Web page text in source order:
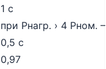
1 с
при Рнагр. › 4 Рном. –
0,5 с
0,97